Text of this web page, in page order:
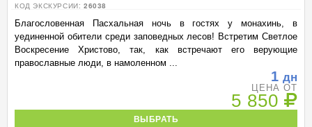
КОД ЭКСКУРСИИ: 26038
Благословенная Пасхальная ночь в гостях у монахинь, в
уединенной обители среди заповедных лесов! Встретим Светлое
Воскресение Христово, так, как встречают его верующие
православные люди, в намоленном ...
1 дн
ЦЕНА ОТ
5 850
ВЫБРАТЬ